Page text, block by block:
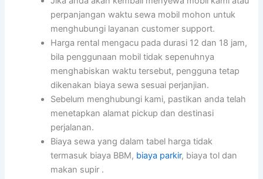
perpanjangan waktu sewa mobil mohon untuk
menghubungi layanan customer support.
Harga rental mengacu pada durasi 12 dan 18 jam,
bila penggunaan mobil tidak sepenuhnya
menghabiskan waktu tersebut, pengguna tetap
dikenakan biaya sewa sesuai perjanjian.
Sebelum menghubungi kami, pastikan anda telah
menetapkan alamat pickup dan destinasi
perjalanan.
Biaya sewa yang dalam tabel harga tidak
termasuk biaya BBM, biaya parkir, biaya tol dan
makan supir .